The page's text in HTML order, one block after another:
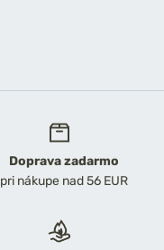
Doprava zadarmo
pri nákupe nad 56 EUR